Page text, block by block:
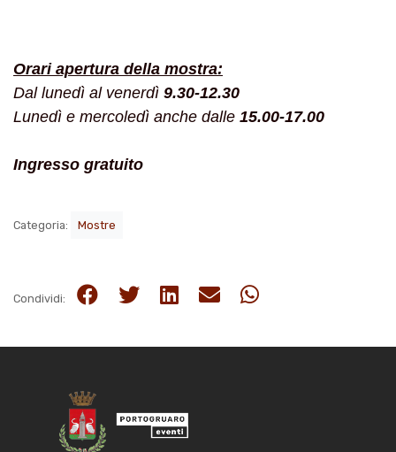
Orari apertura della mostra:
Dal lunedì al venerdì 9.30-12.30
Lunedì e mercoledì anche dalle 15.00-17.00
Ingresso gratuito
Categoria: Mostre
Condividi: